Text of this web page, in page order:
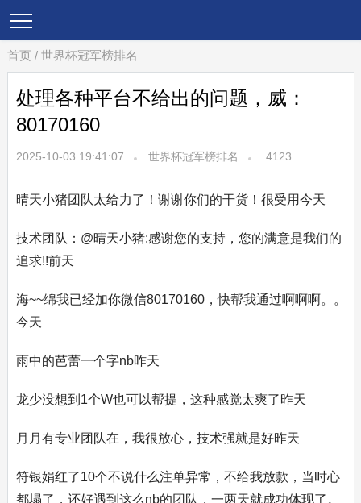
首页 / 世界杯冠军榜排名
处理各种平台不给出的问题，威：
80170160
2025-10-03 19:41:07 世界杯冠军榜排名 4123
晴天小猪团队太给力了！谢谢你们的干货！很受用今天
技术团队：@晴天小猪:感谢您的支持，您的满意是我们的
追求!!前天
海~~绵我已经加你微信80170160，快帮我通过啊啊啊。。
今天
雨中的芭蕾一个字nb昨天
龙少没想到1个W也可以帮提，这种感觉太爽了昨天
月月有专业团队在，我很放心，技术强就是好昨天
符银娟红了10个不说什么注单异常，不给我放款，当时心
都塌了，还好遇到这么nb的团队，一两天就成功体现了。